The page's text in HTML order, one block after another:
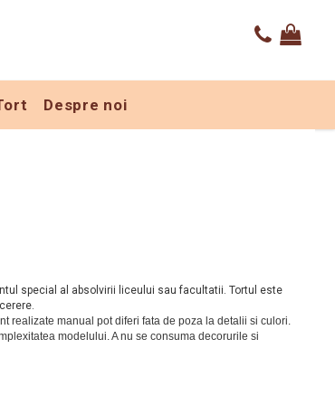
Despre noi
special al absolvirii liceului sau facultatii. Tortul este